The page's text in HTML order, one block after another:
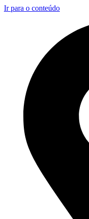
Ir para o conteúdo